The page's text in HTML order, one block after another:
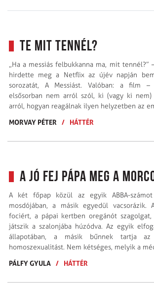
Te mit tennél?
„Ha a messiás felbukkanna ma, mit tennél?”
hirdette meg a Netflix az újév napján
sorozatát, A Messiást. Valóban: a film
elsősorban nem arról szól, ki (vagy ki nem)
arról, hogyan reagálnak ilyen helyzetben az
MORVAY PÉTER
/ HÁTTÉR
A jó fej pápa meg a
A két főpap közül az egyik ABBA-
mosdójában, a másik egyedül vacsorázik.
fociért, a pápai kertben oregánót szagolgat,
játszik a szalonjába húzódva. Az egyik
állapotában, a másik bűnnek tartja
homoszexualitást. Nem kétséges, melyik a
PÁLFY GYULA / HÁTTÉR